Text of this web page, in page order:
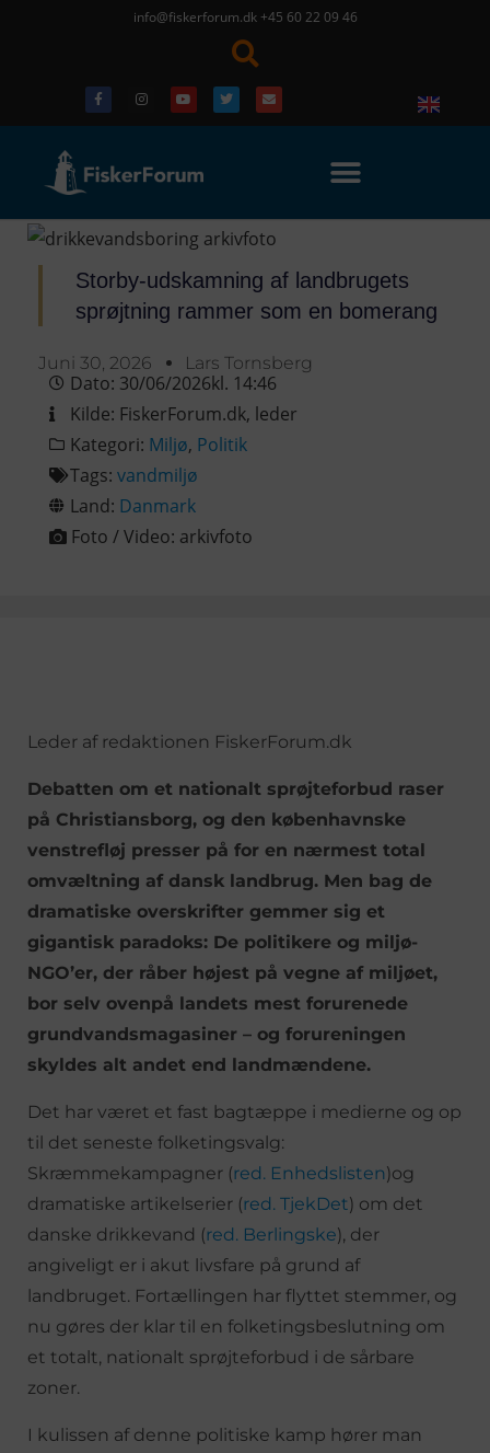
info@fiskerforum.dk +45 60 22 09 46
Storby-udskamning af landbrugets
sprøjtning rammer som en bomerang
Juni 30, 2026 Lars Tornsberg
Dato: 30/06/2026kl. 14:46
Kilde: FiskerForum.dk, leder
Kategori: Miljø, Politik
Tags: vandmiljø
Land: Danmark
Foto / Video: arkivfoto
Leder af redaktionen FiskerForum.dk
Debatten om et nationalt sprøjteforbud raser
på Christiansborg, og den københavnske
venstrefløj presser på for en nærmest total
omvæltning af dansk landbrug. Men bag de
dramatiske overskrifter gemmer sig et
gigantisk paradoks: De politikere og miljø-
NGO’er, der råber højest på vegne af miljøet,
bor selv ovenpå landets mest forurenede
grundvandsmagasiner – og forureningen
skyldes alt andet end landmændene.
Det har været et fast bagtæppe i medierne og op
til det seneste folketingsvalg:
Skræmmekampagner (red. Enhedslisten)og
dramatiske artikelserier (red. TjekDet) om det
danske drikkevand (red. Berlingske), der
angiveligt er i akut livsfare på grund af
landbruget. Fortællingen har flyttet stemmer, og
nu gøres der klar til en folketingsbeslutning om
et totalt, nationalt sprøjteforbud i de sårbare
zoner.
I kulissen af denne politiske kamp hører man